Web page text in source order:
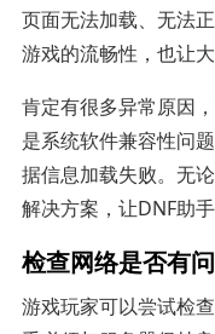
页面无法加载、无法
游戏的流畅性，也让大
肯定有很多异常原因
是系统软件兼容性问
据信息加载失败。无
解决方案，让DNF助
检查网络是否有
游戏玩家可以尝试检